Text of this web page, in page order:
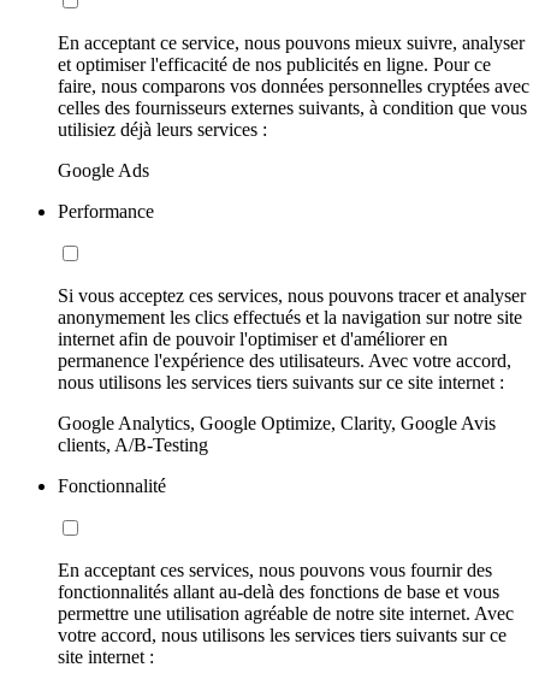
En acceptant ce service, nous pouvons mieux suivre, analyser
et optimiser l'efficacité de nos publicités en ligne. Pour ce
faire, nous comparons vos données personnelles cryptées avec
celles des fournisseurs externes suivants, à condition que vous
utilisiez déjà leurs services :
Google Ads
Performance
Si vous acceptez ces services, nous pouvons tracer et analyser
anonymement les clics effectués et la navigation sur notre site
internet afin de pouvoir l'optimiser et d'améliorer en
permanence l'expérience des utilisateurs. Avec votre accord,
nous utilisons les services tiers suivants sur ce site internet :
Google Analytics, Google Optimize, Clarity, Google Avis
clients, A/B-Testing
Fonctionnalité
En acceptant ces services, nous pouvons vous fournir des
fonctionnalités allant au-delà des fonctions de base et vous
permettre une utilisation agréable de notre site internet. Avec
votre accord, nous utilisons les services tiers suivants sur ce
site internet :